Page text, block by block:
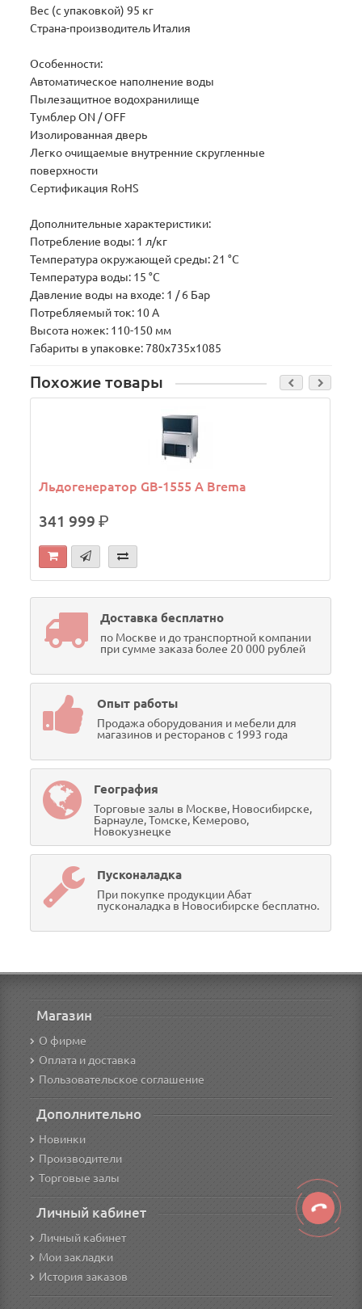
Вес (с упаковкой) 95 кг
Страна-производитель Италия
Особенности:
Автоматическое наполнение воды
Пылезащитное водохранилище
Тумблер ON / OFF
Изолированная дверь
Легко очищаемые внутренние скругленные
поверхности
Сертификация RoHS
Дополнительные характеристики:
Потребление воды: 1 л/кг
Температура окружающей среды: 21 °C
Температура воды: 15 °C
Давление воды на входе: 1 / 6 Бар
Потребляемый ток: 10 А
Высота ножек: 110-150 мм
Габариты в упаковке: 780х735х1085
Похожие товары
Льдогенератор GВ-1555 А Brema
341 999р.
Доставка бесплатно
по Москве и до транспортной компании
при сумме заказа более 20 000 рублей
Опыт работы
Продажа оборудования и мебели для
магазинов и ресторанов с 1993 года
География
Торговые залы в Москве, Новосибирске,
Барнауле, Томске, Кемерово,
Новокузнецке
Пусконаладка
При покупке продукции Абат
пусконаладка в Новосибирске бесплатно.
Магазин
О фирме
Оплата и доставка
Пользовательское соглашение
Дополнительно
Новинки
Производители
Торговые залы
Личный кабинет
Личный кабинет
Мои закладки
История заказов